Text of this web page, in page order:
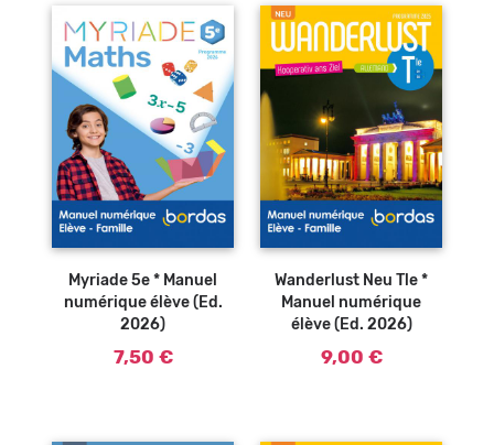
Myriade 5e * Manuel
numérique élève (Ed.
2026)
7,50 €
Wanderlust Neu Tle *
Manuel numérique
élève (Ed. 2026)
9,00 €